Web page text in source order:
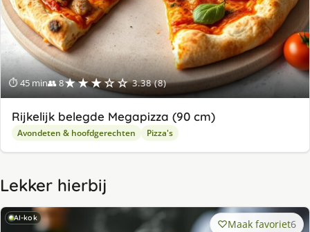
⏱ 45 min👥 8★★★☆☆ 3.38 (8)
Rijkelijk belegde Megapizza (90 cm)
Avondeten & hoofdgerechten Pizza's
Lekker hierbij
AI-kok Maak favoriet6